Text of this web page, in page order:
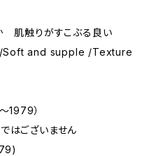
肌触りがすこぶる良い
/Soft and supple /Texture
1979）
はございません